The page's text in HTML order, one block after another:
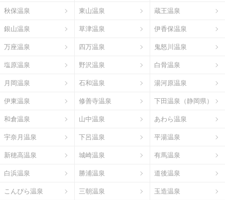
秋保温泉 東山温泉 蔵王温泉
銀山温泉 草津温泉 伊香保温泉
万座温泉 四万温泉 鬼怒川温泉
塩原温泉 野沢温泉 白骨温泉
月岡温泉 石和温泉 湯河原温泉
伊東温泉 修善寺温泉 下田温泉（静岡県）
和倉温泉 山中温泉 あわら温泉
宇奈月温泉 下呂温泉 平湯温泉
新穂高温泉 城崎温泉 有馬温泉
白浜温泉 勝浦温泉 道後温泉
こんぴら温泉 三朝温泉 玉造温泉